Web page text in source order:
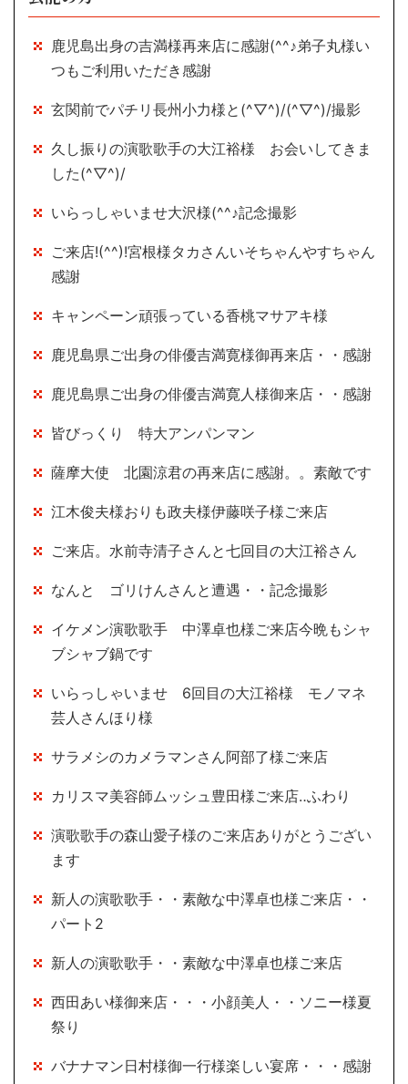
鹿児島出身の吉満様再来店に感謝(^^♪弟子丸様い
つもご利用いただき感謝
玄関前でパチリ長州小力様と(^▽^)/(^▽^)/撮影
久し振りの演歌歌手の大江裕様 お会いしてきま
した(^▽^)/
いらっしゃいませ大沢様(^^♪記念撮影
ご来店!(^^)!宮根様タカさんいそちゃんやすちゃん
感謝
キャンペーン頑張っている香桃マサアキ様
鹿児島県ご出身の俳優吉満寛様御再来店・・感謝
鹿児島県ご出身の俳優吉満寛人様御来店・・感謝
皆びっくり 特大アンパンマン
薩摩大使 北園涼君の再来店に感謝。。素敵です
江木俊夫様おりも政夫様伊藤咲子様ご来店
ご来店。水前寺清子さんと七回目の大江裕さん
なんと ゴリけんさんと遭遇・・記念撮影
イケメン演歌歌手 中澤卓也様ご来店今晩もシャ
ブシャブ鍋です
いらっしゃいませ 6回目の大江裕様 モノマネ
芸人さんほり様
サラメシのカメラマンさん阿部了様ご来店
カリスマ美容師ムッシュ豊田様ご来店‥ふわり
演歌歌手の森山愛子様のご来店ありがとうござい
ます
新人の演歌歌手・・素敵な中澤卓也様ご来店・・
パート2
新人の演歌歌手・・素敵な中澤卓也様ご来店
西田あい様御来店・・・小顔美人・・ソニー様夏
祭り
バナナマン日村様御一行様楽しい宴席・・・感謝